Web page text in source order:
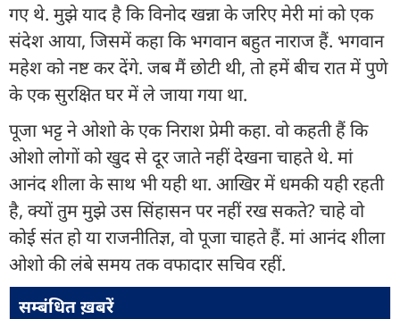
गए थे. मुझे याद है कि विनोद खन्ना के जरिए मेरी मां को एक
संदेश आया, जिसमें कहा कि भगवान बहुत नाराज हैं. भगवान
महेश को नष्ट कर देंगे. जब मैं छोटी थी, तो हमें बीच रात में पुणे
के एक सुरक्षित घर में ले जाया गया था.
पूजा भट्ट ने ओशो के एक निराश प्रेमी कहा. वो कहती हैं कि
ओशो लोगों को खुद से दूर जाते नहीं देखना चाहते थे. मां
आनंद शीला के साथ भी यही था. आखिर में धमकी यही रहती
है, क्यों तुम मुझे उस सिंहासन पर नहीं रख सकते? चाहे वो
कोई संत हो या राजनीतिज्ञ, वो पूजा चाहते हैं. मां आनंद शीला
ओशो की लंबे समय तक वफादार सचिव रहीं.
सम्बंधित ख़बरें